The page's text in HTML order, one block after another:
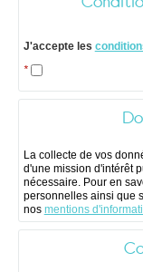
J'accepte les
*
La collecte de vos
d'une mission d'intérêt
nécessaire. Pour en
personnelles ainsi que
nos mentions